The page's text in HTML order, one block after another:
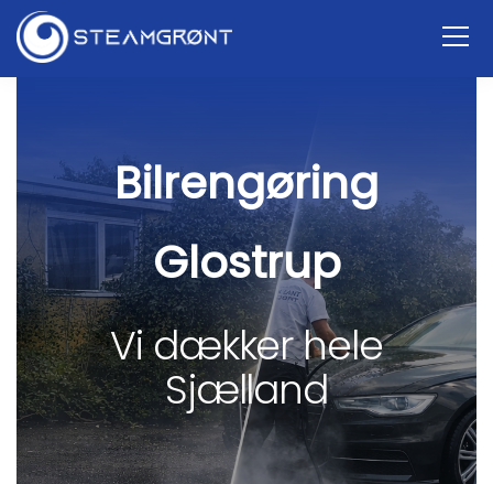
Bilrengøring
Glostrup
Vi dækker hele
Sjælland